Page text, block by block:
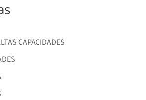
CAPACIDADES